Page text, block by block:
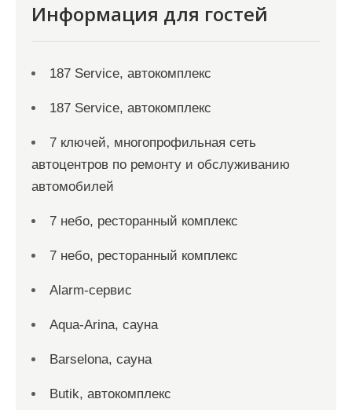
Информация для гостей
187 Service, автокомплекс
187 Service, автокомплекс
7 ключей, многопрофильная сеть
автоцентров по ремонту и обслуживанию
автомобилей
7 небо, ресторанный комплекс
7 небо, ресторанный комплекс
Alarm-сервис
Aqua-Arina, сауна
Barselona, сауна
Butik, автокомплекс